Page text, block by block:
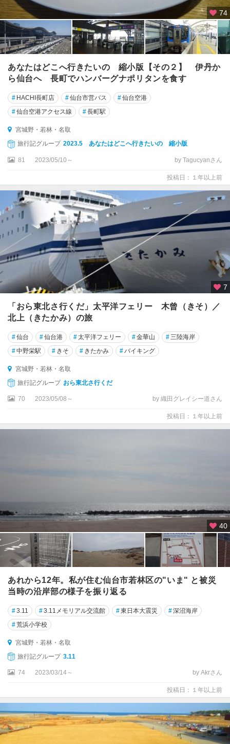
74
あなたはどこへ行きたいの 縮小版【その２】 伊丹か
ら仙台へ 長町でハンバーグナポリタンを食す
# HACHI長町店 #仙台市営バス #仙台空港
#仙台空港アクセス線 #長町駅
宮城野・若林・名取
旅行記グループ 2023.5 あなたはどこへ行きたいの 縮小版
81 2023/05/10～ by Tagucyanさん
投稿日：１年以上前
7
「おら東北さ行くだ」太平洋フェリー 木曾（きそ）／
北上（きたかみ）の旅
#仙台 #仙台港 #太平洋フェリー #金華山 # 三陸海岸
#中野栄駅 # きそ # きたかみ #バイキング
宮城野・若林・名取
旅行記グループ おら東北さ行くだ
70 2023/05/08～ by 織田グレイシー道さん
投稿日：１年以上前
40
あれから12年。私が住む仙台市若林区の"いま" と被災
当時の沿岸部の様子を振り返る
#3.11 #3.11メモリアル交流館 #東日本大震災 #深沼海岸
#荒浜小学校
宮城野・若林・名取
旅行記グループ 3.11
74 2023/03/14～ by Akrさん
投稿日：１年以上前